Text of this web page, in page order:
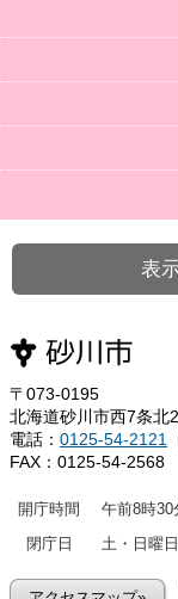
表
〒073-0195
北海道砂川市西7条北
電話： 0125-54-2121
FAX：0125-54-2568
開庁時間
午前8時30
閉庁日
土・日曜